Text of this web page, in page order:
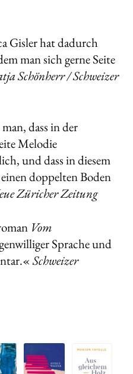
Gisler hat dadurch
man sich gerne Seite
Schönherr / Schweizer
dass in der
Melodie
und dass in diesem
doppelten Boden
Züricher Zeitung
Vom
Sprache und
Schweizer